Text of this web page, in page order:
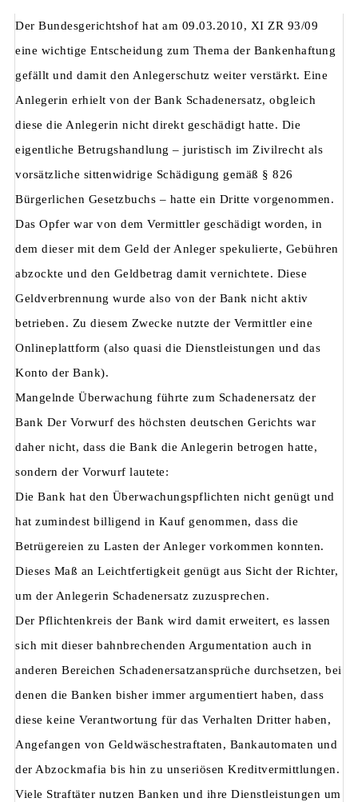
Der Bundesgerichtshof hat am 09.03.2010, XI ZR 93/09
eine wichtige Entscheidung zum Thema der Bankenhaftung
gefällt und damit den Anlegerschutz weiter verstärkt. Eine
Anlegerin erhielt von der Bank Schadenersatz, obgleich
diese die Anlegerin nicht direkt geschädigt hatte. Die
eigentliche Betrugshandlung – juristisch im Zivilrecht als
vorsätzliche sittenwidrige Schädigung gemäß § 826
Bürgerlichen Gesetzbuchs – hatte ein Dritte vorgenommen.
Das Opfer war von dem Vermittler geschädigt worden, in
dem dieser mit dem Geld der Anleger spekulierte, Gebühren
abzockte und den Geldbetrag damit vernichtete. Diese
Geldverbrennung wurde also von der Bank nicht aktiv
betrieben. Zu diesem Zwecke nutzte der Vermittler eine
Onlineplattform (also quasi die Dienstleistungen und das
Konto der Bank).
Mangelnde Überwachung führte zum Schadenersatz der
Bank Der Vorwurf des höchsten deutschen Gerichts war
daher nicht, dass die Bank die Anlegerin betrogen hatte,
sondern der Vorwurf lautete:
Die Bank hat den Überwachungspflichten nicht genügt und
hat zumindest billigend in Kauf genommen, dass die
Betrügereien zu Lasten der Anleger vorkommen konnten.
Dieses Maß an Leichtfertigkeit genügt aus Sicht der Richter,
um der Anlegerin Schadenersatz zuzusprechen.
Der Pflichtenkreis der Bank wird damit erweitert, es lassen
sich mit dieser bahnbrechenden Argumentation auch in
anderen Bereichen Schadenersatzansprüche durchsetzen, bei
denen die Banken bisher immer argumentiert haben, dass
diese keine Verantwortung für das Verhalten Dritter haben,
Angefangen von Geldwäschestraftaten, Bankautomaten und
der Abzockmafia bis hin zu unseriösen Kreditvermittlungen.
Viele Straftäter nutzen Banken und ihre Dienstleistungen um